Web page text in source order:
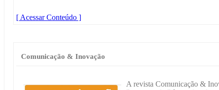
[ Acessar Conteúdo ]
Comunicação & Inovação
A revista Comunicação &